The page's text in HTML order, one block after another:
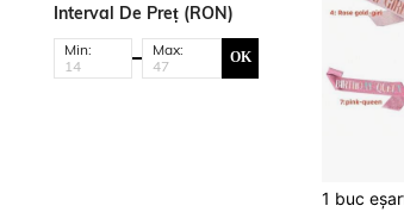
Interval De Preț (RON)
Min: Max: OK